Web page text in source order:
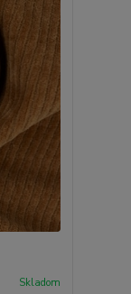
Skladom